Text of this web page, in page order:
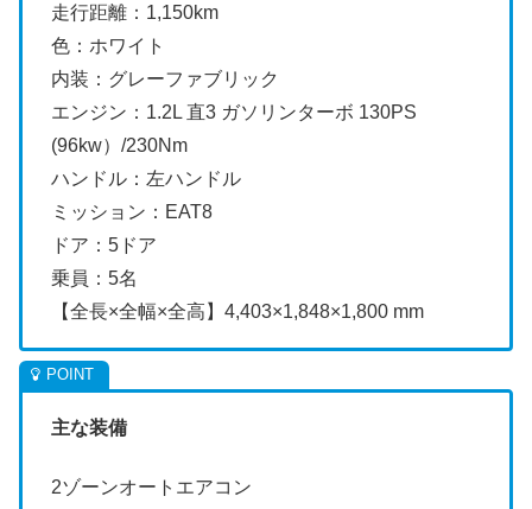
走行距離：1,150km
色：ホワイト
内装：グレーファブリック
エンジン：1.2L 直3 ガソリンターボ 130PS
(96kw）/230Nm
ハンドル：左ハンドル
ミッション：EAT8
ドア：5ドア
乗員：5名
【全長×全幅×全高】4,403×1,848×1,800 mm
主な装備
2ゾーンオートエアコン